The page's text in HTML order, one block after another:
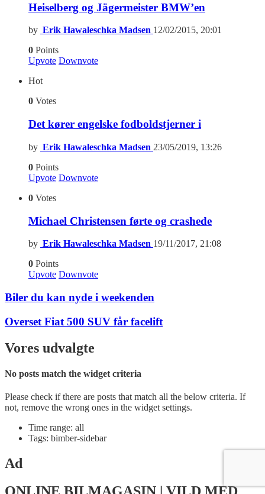
Heiselberg og Jägermeister BMW’en
by Erik Hawaleschka Madsen 12/02/2015, 20:01
0 Points
Upvote Downvote
Hot
0 Votes
Det kører engelske fodboldstjerner i
by Erik Hawaleschka Madsen 23/05/2019, 13:26
0 Points
Upvote Downvote
0 Votes
Michael Christensen førte og crashede
by Erik Hawaleschka Madsen 19/11/2017, 21:08
0 Points
Upvote Downvote
Biler du kan nyde i weekenden
Overset Fiat 500 SUV får facelift
Vores udvalgte
No posts match the widget criteria
Please check if there are posts that match all the below criteria. If
not, remove the wrong ones in the widget settings.
Time range: all
Tags: bimber-sidebar
Ad